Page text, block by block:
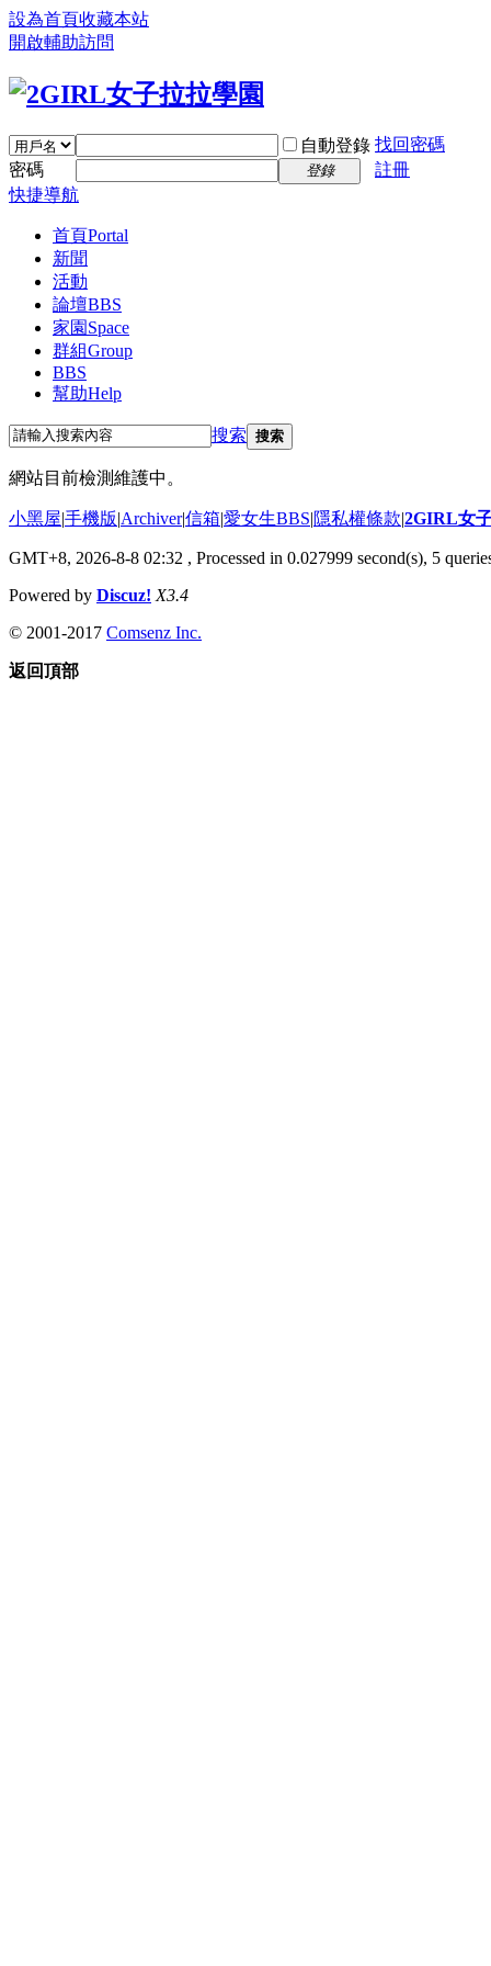
設為首頁收藏本站
開啟輔助訪問
自動登錄 找回密碼
密碼
登錄
註冊
快捷導航
首頁Portal
新聞
活動
論壇BBS
家園 Space
群組Group
BBS
幫助Help
搜索 搜索
網站目前檢測維護中。
小黑屋|手機版|Archiver|信箱|愛女生BBS|隱私權條款|2GIRL女
GMT+8, 2026-8-8 02:32 , Processed in 0.027999 second(s), 5
Powered by Discuz! X3.4
© 2001-2017 Comsenz Inc.
返回頂部